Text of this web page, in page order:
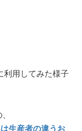
利用してみた様子
生産者の違うお